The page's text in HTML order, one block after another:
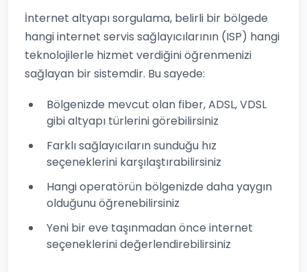
İnternet altyapı sorgulama, belirli bir bölgede
hangi internet servis sağlayıcılarının (ISP) hangi
teknolojilerle hizmet verdiğini öğrenmenizi
sağlayan bir sistemdir. Bu sayede:
Bölgenizde mevcut olan fiber, ADSL, VDSL
gibi altyapı türlerini görebilirsiniz
Farklı sağlayıcıların sunduğu hız
seçeneklerini karşılaştırabilirsiniz
Hangi operatörün bölgenizde daha yaygın
olduğunu öğrenebilirsiniz
Yeni bir eve taşınmadan önce internet
seçeneklerini değerlendirebilirsiniz